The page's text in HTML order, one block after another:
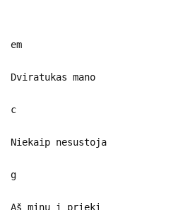
em
Dviratukas mano
c
Niekaip nesustoja
g
Aš minu į priekį